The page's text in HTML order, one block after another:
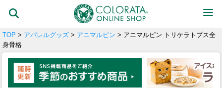
TOP > アパレルグッズ > アニマルピン > アニマルピン トリケラトプス全
身骨格